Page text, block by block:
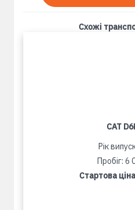
Схожі
CAT
Рік
Пробіг: 6
Стартова